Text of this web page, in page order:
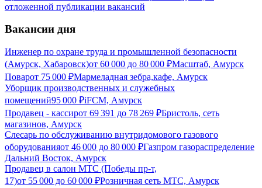
отложенной публикации вакансий
Вакансии дня
Инженер по охране труда и промышленной безопасности
(Амурск, Хабаровск)от 60 000 до 80 000 ₽Масштаб, Амурск
Поварот 75 000 ₽Мармеладная зебра,кафе, Амурск
Уборщик производственных и служебных
помещений95 000 ₽iFCM, Амурск
Продавец - кассирот 69 391 до 78 269 ₽Бристоль, сеть
магазинов, Амурск
Слесарь по обслуживанию внутридомового газового
оборудованияот 46 000 до 80 000 ₽Газпром газораспределение
Дальний Восток, Амурск
Продавец в салон МТС (Победы пр-т,
17)от 55 000 до 60 000 ₽Розничная сеть МТС, Амурск